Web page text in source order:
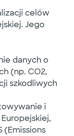
celów
Jego
danych o
(np. CO2,
szkodliwych
i
(Emissions